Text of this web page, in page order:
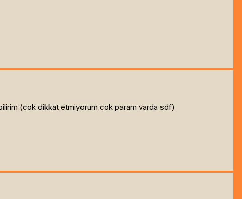
(cok dikkat etmiyorum cok param varda sdf)